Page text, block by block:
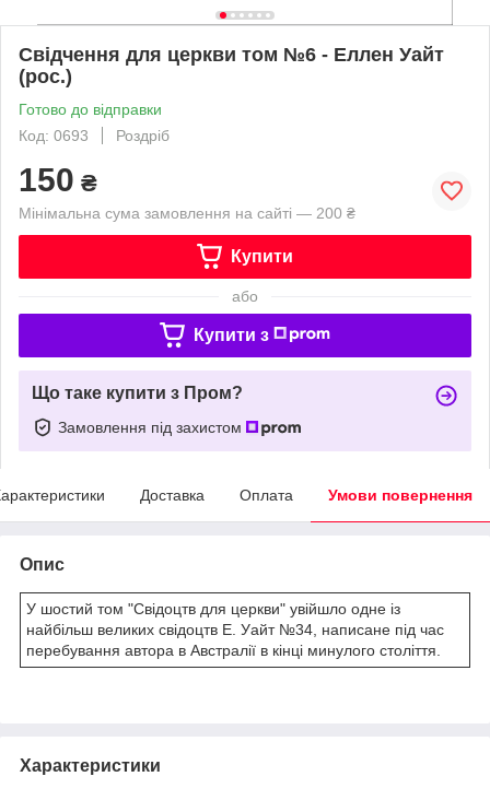
Свідчення для церкви том №6 - Еллен Уайт
(рос.)
Готово до відправки
Код: 0693
Роздріб
150 ₴
Мінімальна сума замовлення на сайті — 200 ₴
Купити
або
Купити з
Що таке купити з Пром?
Замовлення під захистом
Доставка Оплата Умови повернення
Опис
У шостий том "Свідоцтв для церкви" увійшло одне із
найбільш великих свідоцтв Е. Уайт №34, написане під час
перебування автора в Австралії в кінці минулого століття.
Характеристики